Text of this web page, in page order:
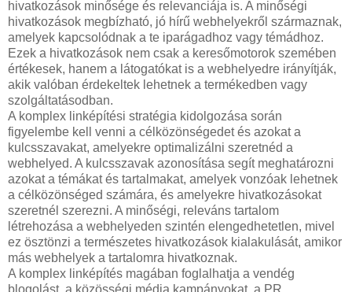
hivatkozások minősége és relevanciája is. A minőségi
hivatkozások megbízható, jó hírű webhelyekről származnak,
amelyek kapcsolódnak a te iparágadhoz vagy témádhoz.
Ezek a hivatkozások nem csak a keresőmotorok szemében
értékesek, hanem a látogatókat is a webhelyedre irányítják,
akik valóban érdekeltek lehetnek a termékedben vagy
szolgáltatásodban.
A komplex linképítési stratégia kidolgozása során
figyelembe kell venni a célközönségedet és azokat a
kulcsszavakat, amelyekre optimalizálni szeretnéd a
webhelyed. A kulcsszavak azonosítása segít meghatározni
azokat a témákat és tartalmakat, amelyek vonzóak lehetnek
a célközönséged számára, és amelyekre hivatkozásokat
szeretnél szerezni. A minőségi, releváns tartalom
létrehozása a webhelyeden szintén elengedhetetlen, mivel
ez ösztönzi a természetes hivatkozások kialakulását, amikor
más webhelyek a tartalomra hivatkoznak.
A komplex linképítés magában foglalhatja a vendég
blogolást, a közösségi média kampányokat, a PR